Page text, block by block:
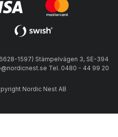
1597) Stämpelvägen 3, SE-394
Tel. 0480 - 44 99 20
Nordic Nest AB